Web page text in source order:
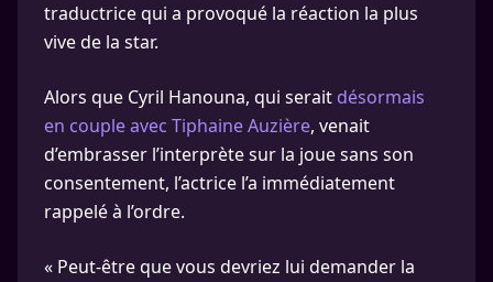
traductrice qui a provoqué la réaction la plus
vive de la star.
Alors que Cyril Hanouna, qui serait désormais
en couple avec Tiphaine Auzière, venait
d’embrasser l’interprète sur la joue sans son
consentement, l’actrice l’a immédiatement
rappelé à l’ordre.
« Peut-être que vous devriez lui demander la